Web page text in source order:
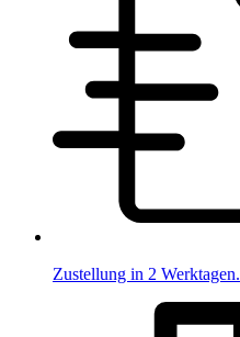
Zustellung in 2 Werktagen.